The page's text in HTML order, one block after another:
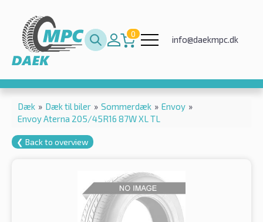
0
info@daekmpc.dk
Dæk » Dæk til biler » Sommerdæk » Envoy »
Envoy Aterna 205/45R16 87W XL TL
❮ Back to overview